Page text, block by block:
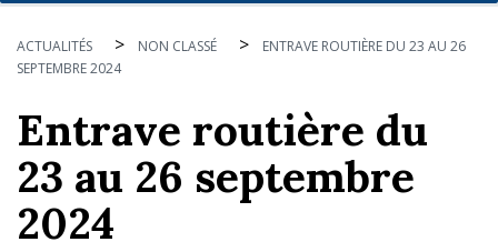
ACTUALITÉS > NON CLASSÉ >
ENTRAVE ROUTIÈRE DU 23 AU 26
SEPTEMBRE 2024
Entrave routière du
23 au 26 septembre
2024